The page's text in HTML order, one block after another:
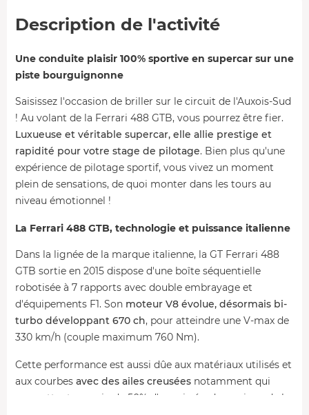
Description de l'activité
Une conduite plaisir 100% sportive en supercar sur une
piste bourguignonne
Saisissez l'occasion de briller sur le circuit de l'Auxois-Sud
! Au volant de la Ferrari 488 GTB, vous pourrez être fier.
Luxueuse et véritable supercar, elle allie prestige et
rapidité pour votre stage de pilotage. Bien plus qu'une
expérience de pilotage sportif, vous vivez un moment
plein de sensations, de quoi monter dans les tours au
niveau émotionnel !
La Ferrari 488 GTB, technologie et puissance italienne
Dans la lignée de la marque italienne, la GT Ferrari 488
GTB sortie en 2015 dispose d'une boîte séquentielle
robotisée à 7 rapports avec double embrayage et
d'équipements F1. Son moteur V8 évolue, désormais bi-
turbo développant 670 ch, pour atteindre une V-max de
330 km/h (couple maximum 760 Nm).
Cette performance est aussi dûe aux matériaux utilisés et
aux courbes avec des ailes creusées notamment qui
permettent un gain de 50% d'appui aérodynamique de la